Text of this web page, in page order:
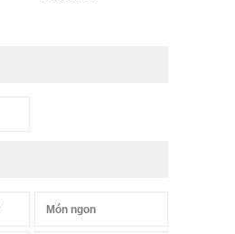
Món ngon